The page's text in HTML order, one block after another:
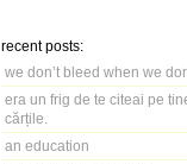
recent posts:
we don’t bleed when we
era un frig de te citeai pe
cărțile.
an education